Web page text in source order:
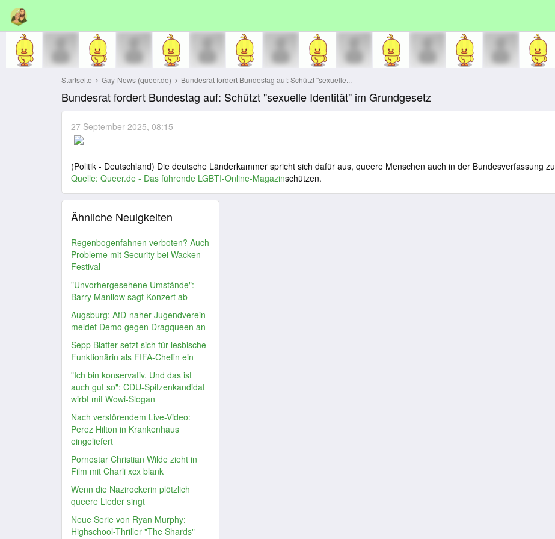
Startseite Gay-News (queer.de) Bundesrat fordert Bundestag auf: Schützt "sexuelle...
Bundesrat fordert Bundestag auf: Schützt "sexuelle Identität" im Grundgesetz
27 September 2025, 08:15
(Politik - Deutschland) Die deutsche Länderkammer spricht sich dafür aus, queere Menschen auch in der Bundesverfassung zu
schützen.
Quelle: Queer.de - Das führende LGBTI-Online-Magazin
Ähnliche Neuigkeiten
Regenbogenfahnen verboten? Auch
Probleme mit Security bei Wacken-
Festival
"Unvorhergesehene Umstände":
Barry Manilow sagt Konzert ab
Augsburg: AfD-naher Jugendverein
meldet Demo gegen Dragqueen an
Sepp Blatter setzt sich für lesbische
Funktionärin als FIFA-Chefin ein
"Ich bin konservativ. Und das ist
auch gut so": CDU-Spitzenkandidat
wirbt mit Wowi-Slogan
Nach verstörendem Live-Video:
Perez Hilton in Krankenhaus
eingeliefert
Pornostar Christian Wilde zieht in
Film mit Charli xcx blank
Wenn die Nazirockerin plötzlich
queere Lieder singt
Neue Serie von Ryan Murphy:
Highschool-Thriller "The Shards"